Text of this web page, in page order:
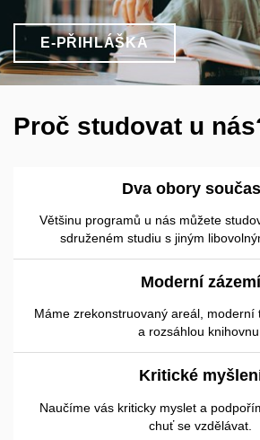
E-PŘIHLÁŠKA
Proč studovat u
Dva obory
Většinu programů u nás můžete
sdruženém studiu s jiným
Moderní zázemí
Máme zrekonstruovaný areál, moderní
a rozsáhlou
Kritické
Naučíme vás kriticky myslet a
chuť se vzdělávat.